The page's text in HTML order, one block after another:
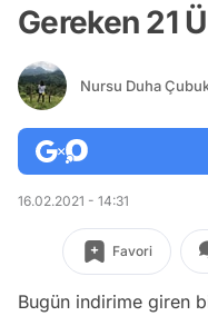
Gereken 21
Nursu Duha
16.02.2021 - 14:31
Favori
Bugün indirime giren